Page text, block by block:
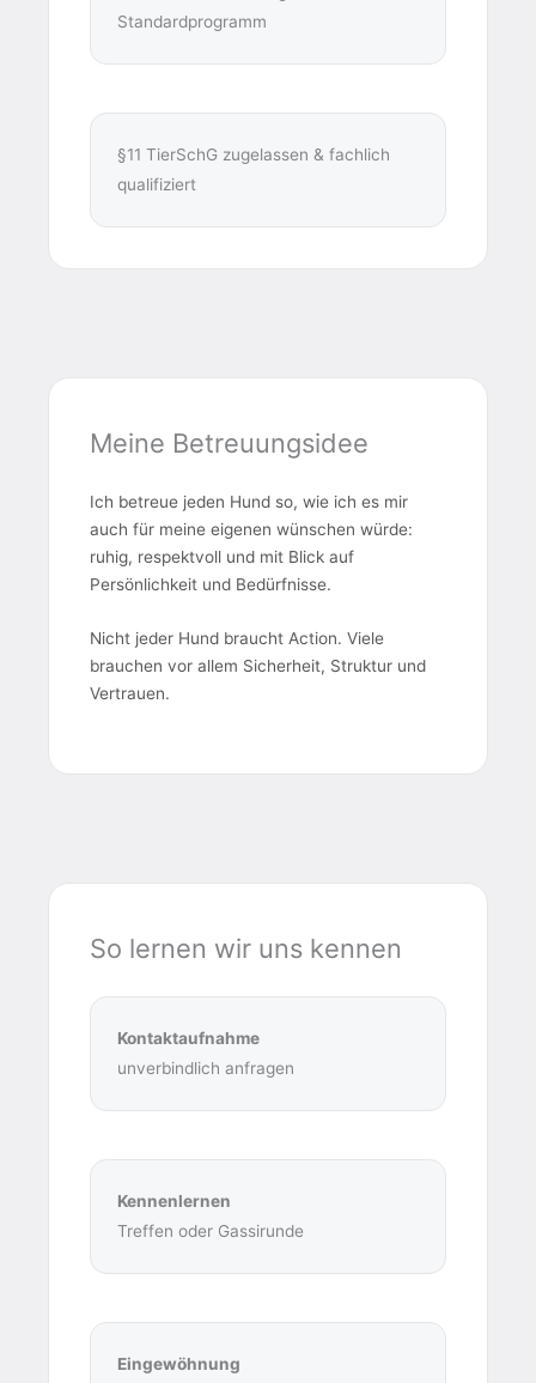
Standardprogramm
§11 TierSchG zugelassen & fachlich
qualifiziert
Meine Betreuungsidee
Ich betreue jeden Hund so, wie ich es mir
auch für meine eigenen wünschen würde:
ruhig, respektvoll und mit Blick auf
Persönlichkeit und Bedürfnisse.
Nicht jeder Hund braucht Action. Viele
brauchen vor allem Sicherheit, Struktur und
Vertrauen.
So lernen wir uns kennen
Kontaktaufnahme
unverbindlich anfragen
Kennenlernen
Treffen oder Gassirunde
Eingewöhnung